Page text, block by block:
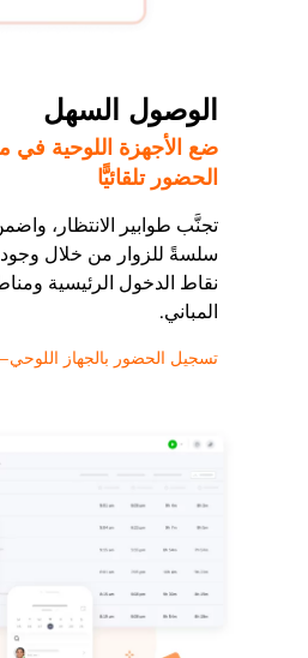
الوصول السهل
ضع الأجهزة اللوحية في
الحضور تلقائيًّا
تجنَّب طوابير الانتظار،
سلسةً للزوار من خلال
نقاط الدخول الرئيسية
المباني.
تسجيل الحضور بالجهاز اللوحي